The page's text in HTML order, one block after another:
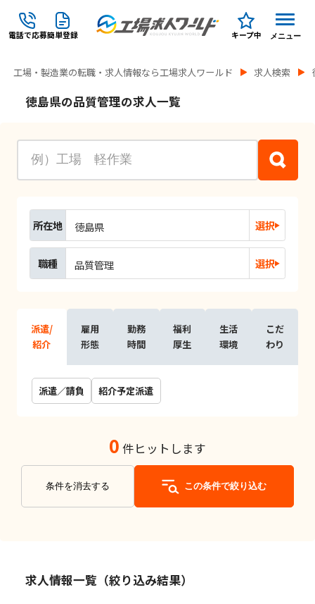
電話で応募簡単登録 キープ中 メニュー
工場・製造業の転職・求人情報なら工場求人ワールド 求人検索
徳島県の品質管理の求人一覧
所在地 徳島県 選択
職種 品質管理 選択
派遣/
紹介
雇用
形態
勤務
時間
福利
厚生
生活
環境
こだ
わり
派遣／請負 紹介予定派遣
0 件ヒットします
条件を消去する この条件で絞り込む
求人情報一覧（絞り込み結果）